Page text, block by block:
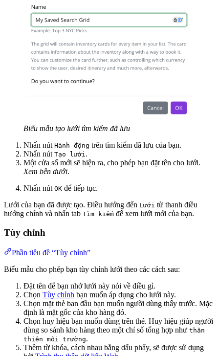
Biểu mẫu tạo lưới tìm kiếm đã lưu
Nhấn nút Hành động trên tìm kiếm đã lưu của bạn.
Nhấn nút Tạo lưới.
Một cửa sổ mới sẽ hiện ra, cho phép bạn đặt tên cho lưới.
Xem bên dưới.
Nhấn nút OK để tiếp tục.
Lưới của bạn đã được tạo. Điều hướng đến Lưới từ thanh điều
hướng chính và nhấn tab Tìm kiếm để xem lưới mới của bạn.
Tùy chỉnh
Phần tiêu đề “Tùy chỉnh”
Biểu mẫu cho phép bạn tùy chỉnh lưới theo các cách sau:
Đặt tên để bạn nhớ lưới này nói về điều gì.
Chọn Tùy chỉnh bạn muốn áp dụng cho lưới này.
Chọn mặt thẻ ban đầu bạn muốn người dùng thấy trước. Mặc
định là mặt gốc của kho hàng đó.
Chọn huy hiệu bạn muốn dùng trên thẻ. Huy hiệu giúp người
dùng so sánh kho hàng theo một chỉ số tổng hợp như thân
thiện môi trường.
Thêm từ khóa, cách nhau bằng dấu phẩy, sẽ được sử dụng